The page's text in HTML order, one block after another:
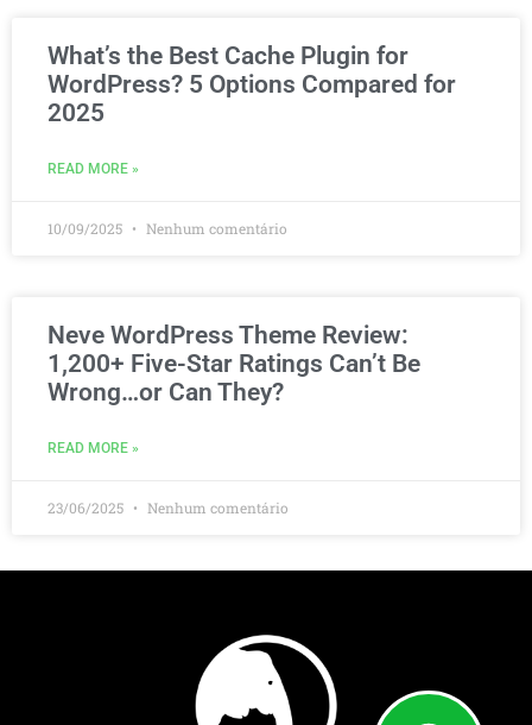
What’s the Best Cache Plugin for
WordPress? 5 Options Compared for
2025
READ MORE »
10/09/2025 Nenhum comentário
Neve WordPress Theme Review:
1,200+ Five-Star Ratings Can’t Be
Wrong…or Can They?
READ MORE »
23/06/2025 Nenhum comentário